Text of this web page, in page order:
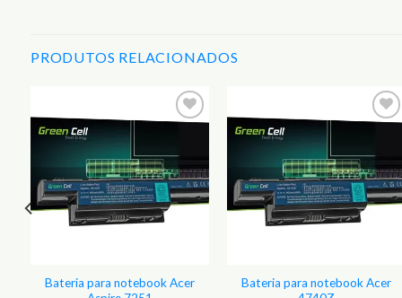
PRODUTOS RELACIONADOS
Favoritos
Bateria para notebook Acer
Favoritos
Bateria para notebook Acer